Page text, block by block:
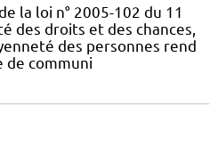
la loi n° 2005-102 du 11
des droits et des chances,
des personnes rend
de communi